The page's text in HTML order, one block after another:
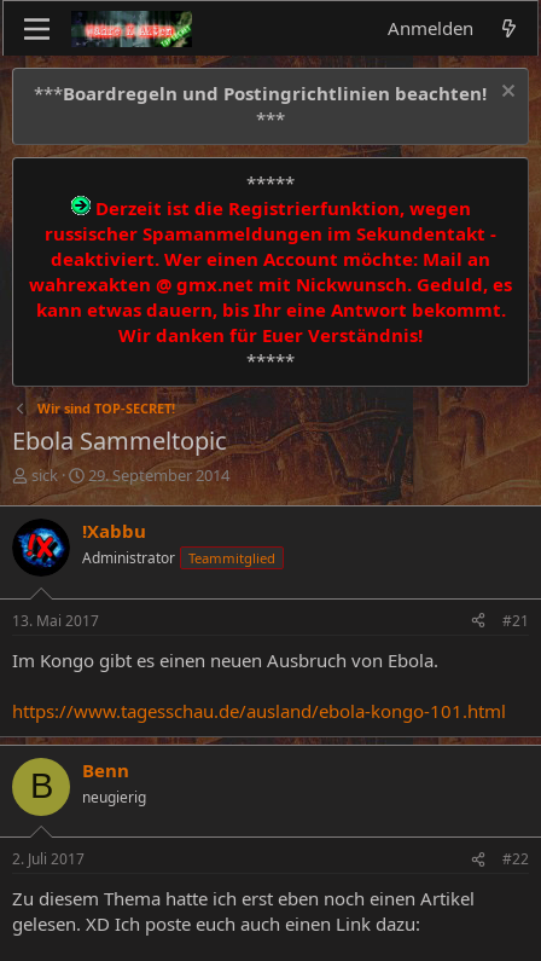
Anmelden
***Boardregeln und Postingrichtlinien beachten!
***
*****
Derzeit ist die Registrierfunktion, wegen
russischer Spamanmeldungen im Sekundentakt -
deaktiviert. Wer einen Account möchte: Mail an
wahrexakten @ gmx.net mit Nickwunsch. Geduld, es
kann etwas dauern, bis Ihr eine Antwort bekommt.
Wir danken für Euer Verständnis!
*****
Wir sind TOP-SECRET!
Ebola Sammeltopic
E
s
t
e
l
l
e
sick
E
r
t
e
l
t
m
29. September 2014
!Xabbu
Administrator Teammitglied
13. Mai 2017 #21
Im Kongo gibt es einen neuen Ausbruch von Ebola.
https://www.tagesschau.de/ausland/ebola-kongo-101.html
B Benn
neugierig
2. Juli 2017 #22
Zu diesem Thema hatte ich erst eben noch einen Artikel
gelesen. XD Ich poste euch auch einen Link dazu: